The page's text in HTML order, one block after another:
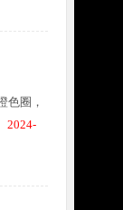
色圈，
2024-